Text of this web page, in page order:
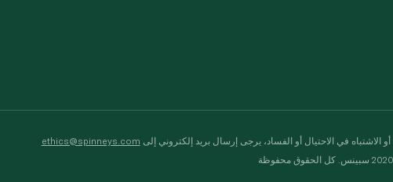
الاشتباه في الاحتيال أو الفساد، يرجى إرسال بريد إلكتروني إلى ethics@spinneys.com